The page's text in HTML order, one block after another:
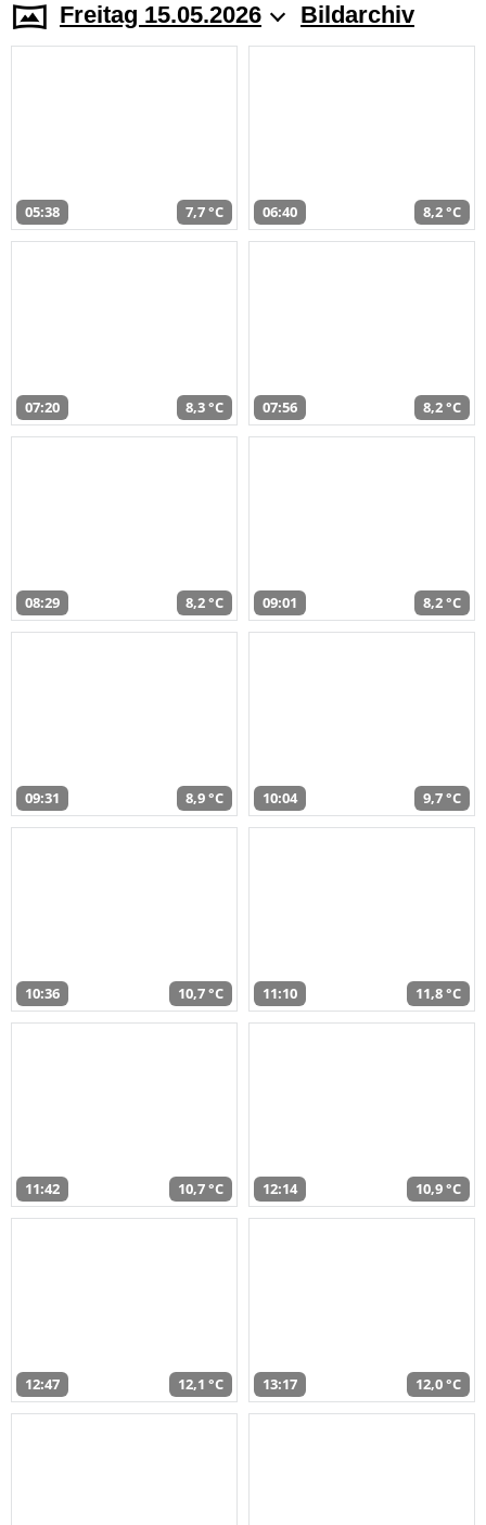
Freitag 15.05.2026 Bildarchiv
05:38 7,7 °C 06:40 8,2 °C
07:20 8,3 °C 07:56 8,2 °C
08:29 8,2 °C 09:01 8,2 °C
09:31 8,9 °C 10:04 9,7 °C
10:36 10,7 °C 11:10 11,8 °C
11:42 10,7 °C 12:14 10,9 °C
12:47 12,1 °C 13:17 12,0 °C